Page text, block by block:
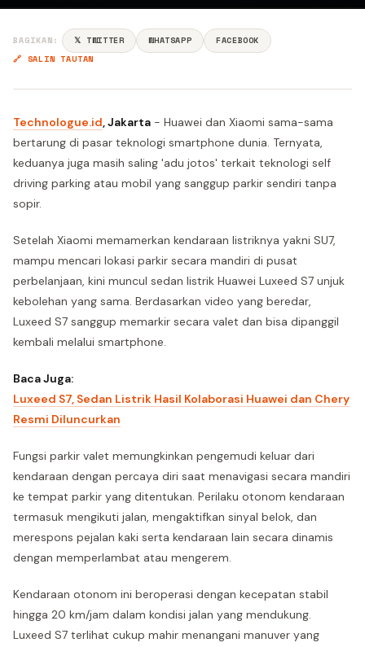
BAGIKAN: 𝕏 TWITTER WHATSAPP
FACEBOOK
🔗 SALIN TAUTAN
Technologue.id, Jakarta - Huawei dan Xiaomi sama-sama
bertarung di pasar teknologi smartphone dunia. Ternyata,
keduanya juga masih saling 'adu jotos' terkait teknologi self
driving parking atau mobil yang sanggup parkir sendiri tanpa
sopir.
Setelah Xiaomi memamerkan kendaraan listriknya yakni SU7,
mampu mencari lokasi parkir secara mandiri di pusat
perbelanjaan, kini muncul sedan listrik Huawei Luxeed S7 unjuk
kebolehan yang sama. Berdasarkan video yang beredar,
Luxeed S7 sanggup memarkir secara valet dan bisa dipanggil
kembali melalui smartphone.
Baca Juga:
Luxeed S7, Sedan Listrik Hasil Kolaborasi Huawei dan Chery
Resmi Diluncurkan
Fungsi parkir valet memungkinkan pengemudi keluar dari
kendaraan dengan percaya diri saat menavigasi secara mandiri
ke tempat parkir yang ditentukan. Perilaku otonom kendaraan
termasuk mengikuti jalan, mengaktifkan sinyal belok, dan
merespons pejalan kaki serta kendaraan lain secara dinamis
dengan memperlambat atau mengerem.
Kendaraan otonom ini beroperasi dengan kecepatan stabil
hingga 20 km/jam dalam kondisi jalan yang mendukung.
Luxeed S7 terlihat cukup mahir menangani manuver yang